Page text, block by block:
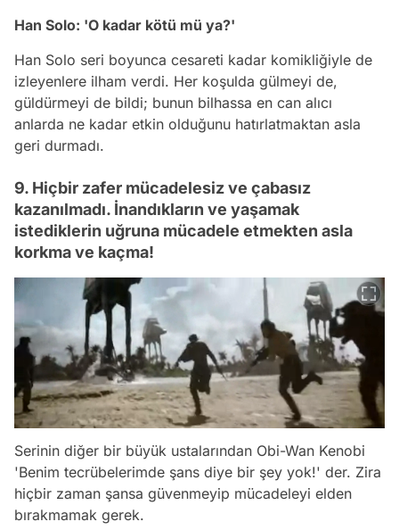
Han Solo: 'O kadar kötü mü ya?'
Han Solo seri boyunca cesareti kadar komikliğiyle de
izleyenlere ilham verdi. Her koşulda gülmeyi de,
güldürmeyi de bildi; bunun bilhassa en can alıcı
anlarda ne kadar etkin olduğunu hatırlatmaktan asla
geri durmadı.
9. Hiçbir zafer mücadelesiz ve çabasız
kazanılmadı. İnandıkların ve yaşamak
istediklerin uğruna mücadele etmekten asla
korkma ve kaçma!
Serinin diğer bir büyük ustalarından Obi-Wan Kenobi
'Benim tecrübelerimde şans diye bir şey yok!' der. Zira
hiçbir zaman şansa güvenmeyip mücadeleyi elden
bırakmamak gerek.